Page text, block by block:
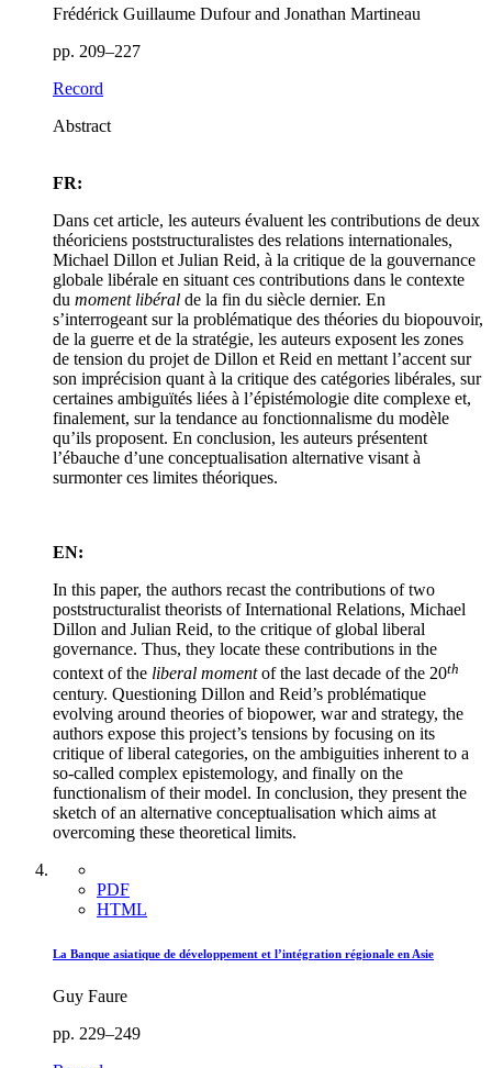
Frédérick Guillaume Dufour and Jonathan Martineau
pp. 209–227
Record
Abstract
FR:
Dans cet article, les auteurs évaluent les contributions de deux
théoriciens poststructuralistes des relations internationales,
Michael Dillon et Julian Reid, à la critique de la gouvernance
globale libérale en situant ces contributions dans le contexte
du moment libéral de la fin du siècle dernier. En
s’interrogeant sur la problématique des théories du biopouvoir,
de la guerre et de la stratégie, les auteurs exposent les zones
de tension du projet de Dillon et Reid en mettant l’accent sur
son imprécision quant à la critique des catégories libérales, sur
certaines ambiguïtés liées à l’épistémologie dite complexe et,
finalement, sur la tendance au fonctionnalisme du modèle
qu’ils proposent. En conclusion, les auteurs présentent
l’ébauche d’une conceptualisation alternative visant à
surmonter ces limites théoriques.
EN:
In this paper, the authors recast the contributions of two
poststructuralist theorists of International Relations, Michael
Dillon and Julian Reid, to the critique of global liberal
governance. Thus, they locate these contributions in the
context of the liberal momentof the last decade of the 20th
century. Questioning Dillon and Reid’s problématique
evolving around theories of biopower, war and strategy, the
authors expose this project’s tensions by focusing on its
critique of liberal categories, on the ambiguities inherent to a
so-called complex epistemology, and finally on the
functionalism of their model. In conclusion, they present the
sketch of an alternative conceptualisation which aims at
overcoming these theoretical limits.
PDF
HTML
La Banque asiatique de développement et l’intégration régionale en Asie
Guy Faure
pp. 229–249